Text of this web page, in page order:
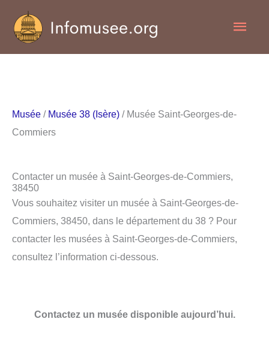
contenu
Musée / Musée 38 (Isère) / Musée Saint-Georges-de-
Commiers
Contacter un musée à Saint-Georges-de-Commiers,
38450
Vous souhaitez visiter un musée à Saint-Georges-de-
Commiers, 38450, dans le département du 38 ? Pour
contacter les musées à Saint-Georges-de-Commiers,
consultez l’information ci-dessous.
Contactez un musée disponible aujourd’hui.